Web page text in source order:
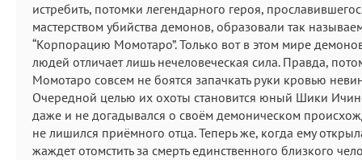
истребить, потомки легендарного героя,
мастерством убийства демонов, образовали так
“Корпорацию Момотаро”. Только вот в этом мире
людей отличает лишь нечеловеческая сила. Правда,
Момотаро совсем не боятся запачкать руки кровью
Очередной целью их охоты становится юный Шики
даже и не догадывался о своём демоническом
не лишился приёмного отца. Теперь же, когда ему
жаждет отомстить за смерть единственного близкого